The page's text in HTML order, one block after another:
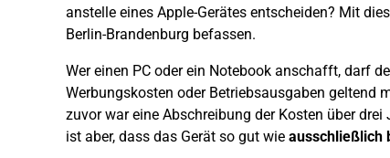
anstelle eines Apple-Gerätes entscheiden? Mit
Berlin-Brandenburg befassen.
Wer einen PC oder ein Notebook anschafft, darf
Werbungskosten oder Betriebsausgaben geltend
zuvor war eine Abschreibung der Kosten über
ist aber, dass das Gerät so gut wie ausschließlich